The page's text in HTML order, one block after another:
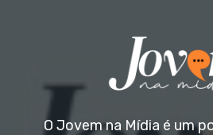
O Jovem na Mídia é um